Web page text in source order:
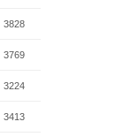
3828
3769
3224
3413